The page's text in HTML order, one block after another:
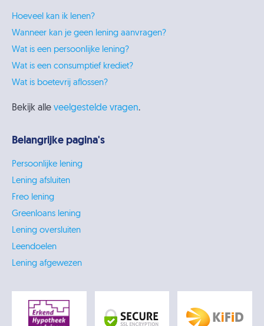
Hoeveel kan ik lenen?
Wanneer kan je geen lening aanvragen?
Wat is een persoonlijke lening?
Wat is een consumptief krediet?
Wat is boetevrij aflossen?
Bekijk alle veelgestelde vragen.
Belangrijke pagina's
Persoonlijke lening
Lening afsluiten
Freo lening
Greenloans lening
Lening oversluiten
Leendoelen
Lening afgewezen